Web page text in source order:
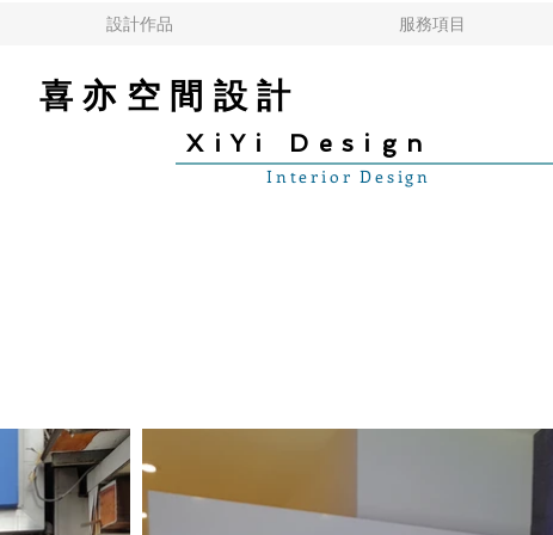
設計作品 服務項目
喜亦空間設計
XiYi Design
Interior Design